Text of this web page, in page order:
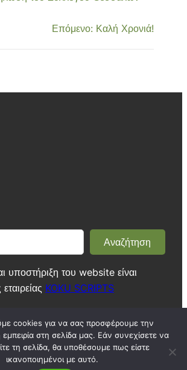
Επόμενο: Καλή Χρονιά!
Αναζήτηση
υποστήριξη του website είναι
KOKU SCRIPTS
©2026. Με την επιφύλαξη παντός
δικαιώματος.
cookies για να σας προσφέρουμε την
στη σελίδα μας. Εάν συνεχίσετε να
τη σελίδα, θα υποθέσουμε πως είστε
ικανοποιημένοι με αυτό.